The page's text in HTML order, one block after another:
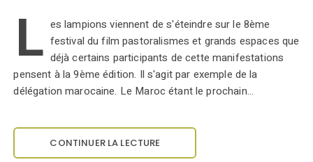
L es lampions viennent de s'éteindre sur le 8ème
festival du film pastoralismes et grands espaces que
déjà certains participants de cette manifestations
pensent à la 9ème édition. Il s'agit par exemple de la
délégation marocaine. Le Maroc étant le prochain…
CONTINUER LA LECTURE